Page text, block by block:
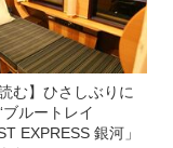
む】ひさしぶりに
ルートレイ
EXPRESS 銀河」